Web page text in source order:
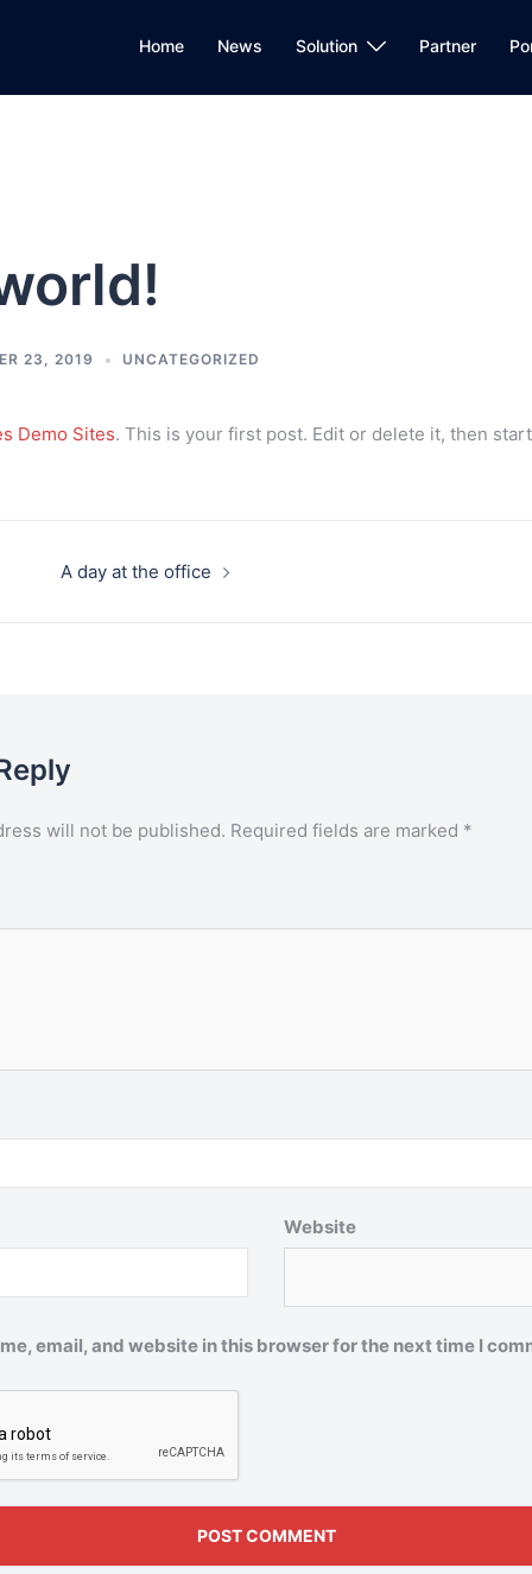
Home News Solution Partner
23, 2019 UNCATEGORIZED
Demo Sites. This is your first post. Edit or delete it, then
A day at the office
will not be published. Required fields are marked *
Website
email, and website in this browser for the next time I